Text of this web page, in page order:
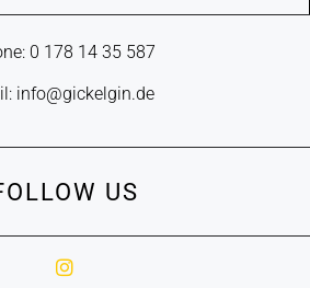
0 178 14 35 587
info@gickelgin.de
US